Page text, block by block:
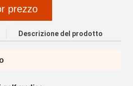
prezzo
Descrizione del prodotto